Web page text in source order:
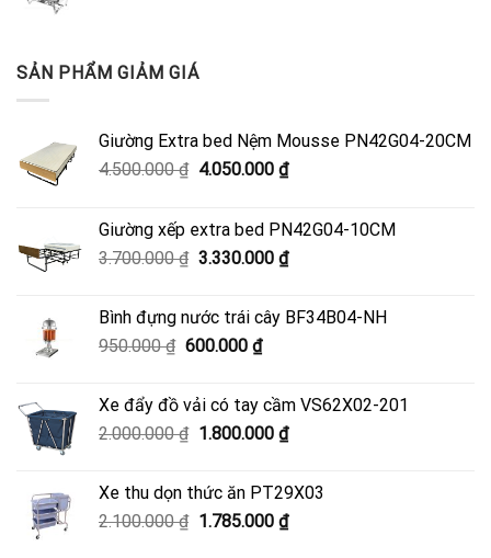
SẢN PHẨM GIẢM GIÁ
Giường Extra bed Nệm Mousse PN42G04-20CM
4.500.000₫ Giá
4.500.000 ₫.
4.050.000 ₫Giá
là:
4.050.000 ₫.
Giường xếp extra bed PN42G04-10CM
3.700.000₫ Giá
3.700.000 ₫.
3.330.000 ₫Giá
là:
Bình đựng nước trái cây BF34B04-NH
950.000₫ Giá
950.000 ₫.
600.000 ₫Giá
là:
600.000 ₫.
Xe đẩy đồ vải có tay cầm VS62X02-201
2.000.000₫ Giá
2.000.000 ₫.
1.800.000 ₫Giá
là:
1.800.000 ₫.
Xe thu dọn thức ăn PT29X03
2.100.000₫ Giá
1.785.000 ₫Giá